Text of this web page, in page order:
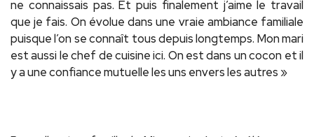
ne connaissais pas. Et puis finalement j’aime le travail
que je fais. On évolue dans une vraie ambiance familiale
puisque l’on se connaît tous depuis longtemps. Mon mari
est aussi le chef de cuisine ici. On est dans un cocon et il
y a une confiance mutuelle les uns envers les autres »